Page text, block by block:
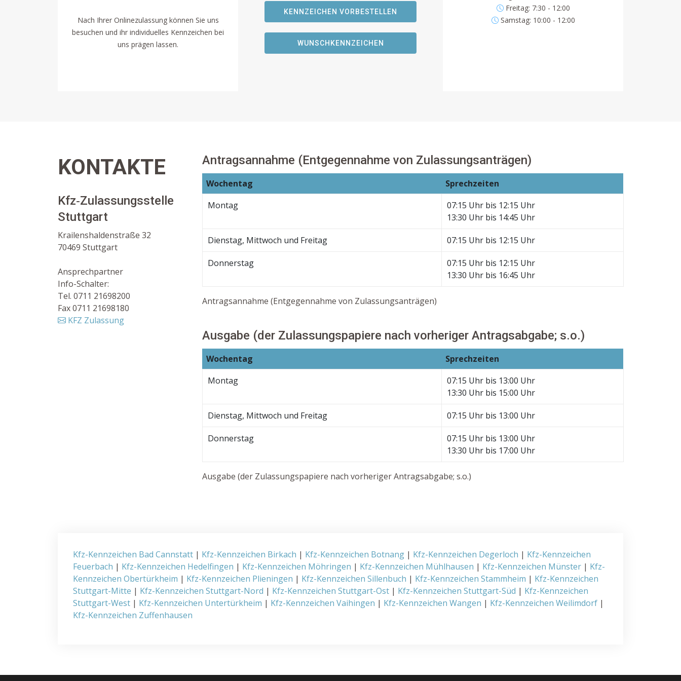
Nach Ihrer Onlinezulassung können Sie uns
besuchen und ihr individuelles Kennzeichen bei
uns prägen lassen.
KENNZEICHEN VORBESTELLEN
WUNSCHKENNZEICHEN
Freitag: 7:30 - 12:00
Samstag: 10:00 - 12:00
KONTAKTE
Kfz‐Zulassungsstelle
Stuttgart
Krailenshaldenstraße 32
70469 Stuttgart
Ansprechpartner
Info-Schalter:
Tel. 0711 21698200
Fax 0711 21698180
KFZ Zulassung
Antragsannahme (Entgegennahme von Zulassungsanträgen)
Wochentag
Sprechzeiten
Montag
07:15 Uhr bis 12:15 Uhr
13:30 Uhr bis 14:45 Uhr
Dienstag, Mittwoch und Freitag 07:15 Uhr bis 12:15 Uhr
Donnerstag
07:15 Uhr bis 12:15 Uhr
13:30 Uhr bis 16:45 Uhr
Antragsannahme (Entgegennahme von Zulassungsanträgen)
Ausgabe (der Zulassungspapiere nach vorheriger Antragsabgabe; s.o.)
Wochentag
Sprechzeiten
Montag
07:15 Uhr bis 13:00 Uhr
13:30 Uhr bis 15:00 Uhr
Dienstag, Mittwoch und Freitag 07:15 Uhr bis 13:00 Uhr
Donnerstag
07:15 Uhr bis 13:00 Uhr
13:30 Uhr bis 17:00 Uhr
Ausgabe (der Zulassungspapiere nach vorheriger Antragsabgabe; s.o.)
Kfz-Kennzeichen Bad Cannstatt | Kfz-Kennzeichen Birkach | Kfz-Kennzeichen Botnang | Kfz-Kennzeichen Degerloch | Kfz-Kennzeichen
Feuerbach | Kfz-Kennzeichen Hedelfingen | Kfz-Kennzeichen Möhringen | Kfz-Kennzeichen Mühlhausen | Kfz-Kennzeichen Münster | Kfz-
Kennzeichen Obertürkheim | Kfz-Kennzeichen Plieningen | Kfz-Kennzeichen Sillenbuch | Kfz-Kennzeichen Stammheim | Kfz-Kennzeichen
Stuttgart-Mitte | Kfz-Kennzeichen Stuttgart-Nord | Kfz-Kennzeichen Stuttgart-Ost | Kfz-Kennzeichen Stuttgart-Süd | Kfz-Kennzeichen
Stuttgart-West | Kfz-Kennzeichen Untertürkheim | Kfz-Kennzeichen Vaihingen | Kfz-Kennzeichen Wangen | Kfz-Kennzeichen Weilimdorf |
Kfz-Kennzeichen Zuffenhausen